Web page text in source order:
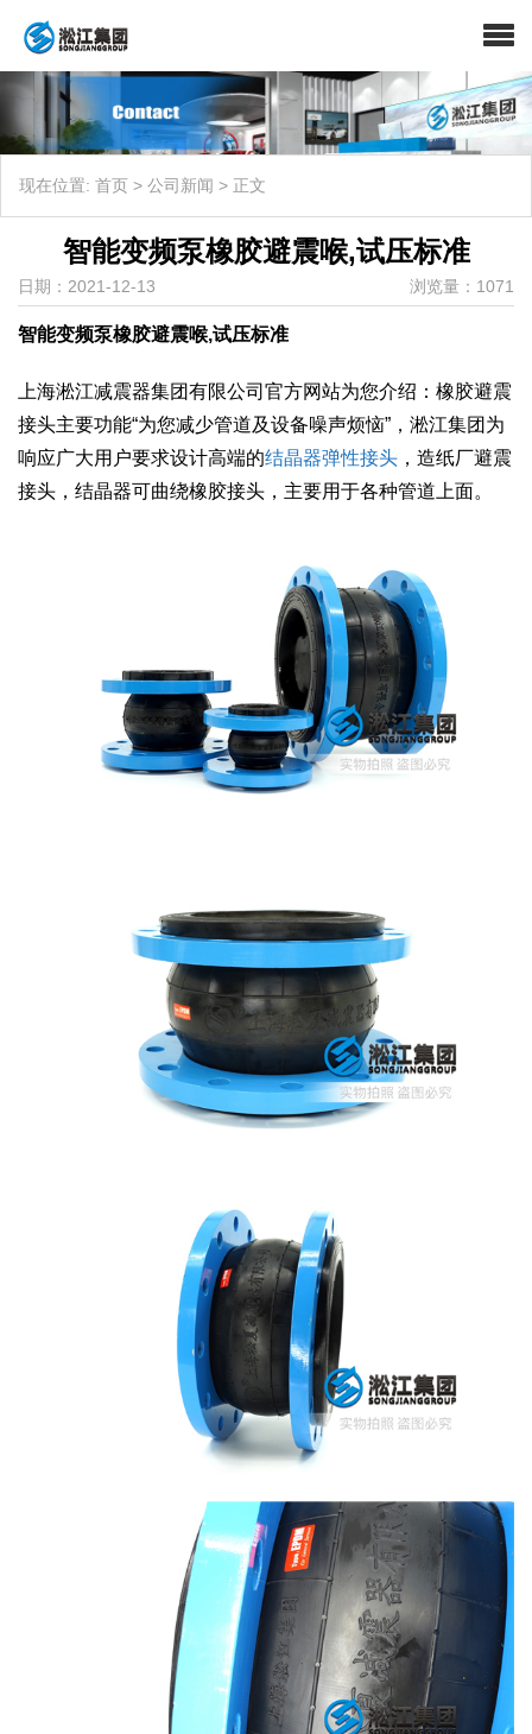
现在位置: 首页 > 公司新闻 > 正文
智能变频泵橡胶避震喉,试压标准
日期：2021-12-13 浏览量：1071
智能变频泵橡胶避震喉,试压标准
上海淞江减震器集团有限公司官方网站为您介绍：橡胶避震
接头主要功能“为您减少管道及设备噪声烦恼”，淞江集团为
响应广大用户要求设计高端的结晶器弹性接头 ，造纸厂避震
接头，结晶器可曲绕橡胶接头，主要用于各种管道上面。